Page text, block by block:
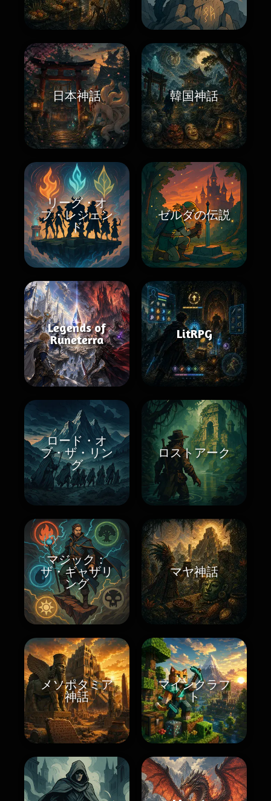
日本神話 韓国神話
リーグ・オ
ブ・レジェン
ド
ゼルダの伝説
Legends of
Runeterra
LitRPG
ロード・オ
ブ・ザ・リン
グ
ロストアーク
マジック：
ザ・ギャザリ
ング
マヤ神話
メソポタミア
神話
マインクラフ
ト